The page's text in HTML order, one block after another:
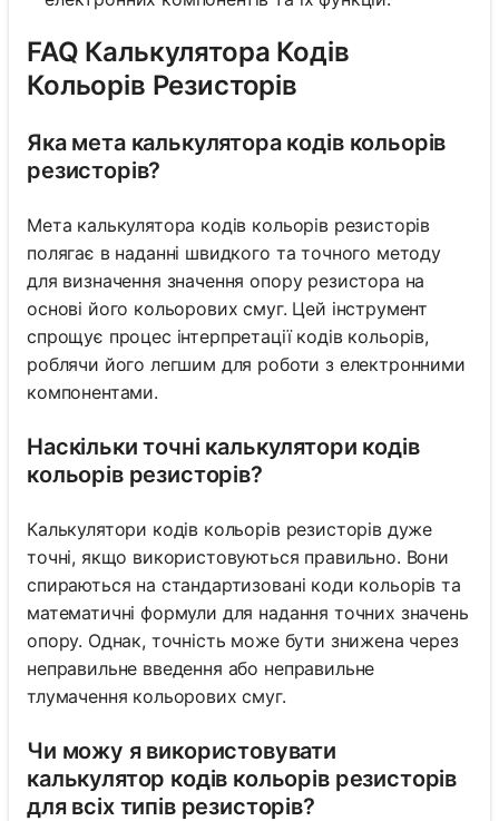
FAQ Калькулятора Кодів
Кольорів Резисторів
Яка мета калькулятора кодів кольорів
резисторів?
Мета калькулятора кодів кольорів резисторів
полягає в наданні швидкого та точного методу
для визначення значення опору резистора на
основі його кольорових смуг. Цей інструмент
спрощує процес інтерпретації кодів кольорів,
роблячи його легшим для роботи з електронними
компонентами.
Наскільки точні калькулятори кодів
кольорів резисторів?
Калькулятори кодів кольорів резисторів дуже
точні, якщо використовуються правильно. Вони
спираються на стандартизовані коди кольорів та
математичні формули для надання точних значень
опору. Однак, точність може бути знижена через
неправильне введення або неправильне
тлумачення кольорових смуг.
Чи можу я використовувати
калькулятор кодів кольорів резисторів
для всіх типів резисторів?